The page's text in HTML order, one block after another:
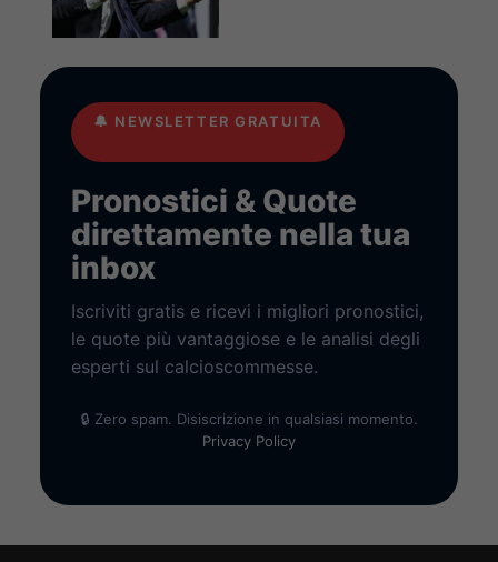
🔔 NEWSLETTER GRATUITA
Pronostici & Quote
direttamente nella tua
inbox
Iscriviti gratis e ricevi i migliori pronostici,
le quote più vantaggiose e le analisi degli
esperti sul calcioscommesse.
🔒 Zero spam. Disiscrizione in qualsiasi momento.
Privacy Policy